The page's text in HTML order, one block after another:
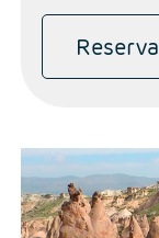
- Salidas: Diarias
- Ruta: 4 noches
- Categoría
- Régimen: 7